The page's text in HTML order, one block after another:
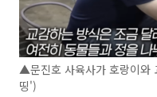
▲문진호 사육사가 호랑이와
띵')